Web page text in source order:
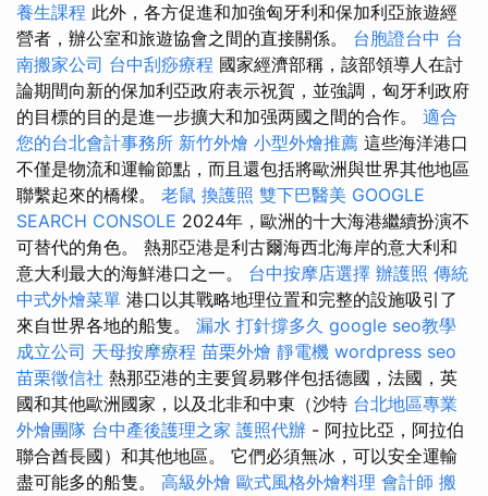
養生課程 此外，各方促進和加強匈牙利和保加利亞旅遊經
營者，辦公室和旅遊協會之間的直接關係。 台胞證台中 台
南搬家公司 台中刮痧療程 國家經濟部稱，該部領導人在討
論期間向新的保加利亞政府表示祝賀，並強調，匈牙利政府
的目標的目的是進一步擴大和加强两國之間的合作。 適合
您的台北會計事務所 新竹外燴 小型外燴推薦 這些海洋港口
不僅是物流和運輸節點，而且還包括將歐洲與世界其他地區
聯繫起來的橋樑。 老鼠 換護照 雙下巴醫美 GOOGLE
SEARCH CONSOLE 2024年，歐洲的十大海港繼續扮演不
可替代的角色。 熱那亞港是利古爾海西北海岸的意大利和
意大利最大的海鮮港口之一。 台中按摩店選擇 辦護照 傳統
中式外燴菜單 港口以其戰略地理位置和完整的設施吸引了
來自世界各地的船隻。 漏水 打針撐多久 google seo教學
成立公司 天母按摩療程 苗栗外燴 靜電機 wordpress seo
苗栗徵信社 熱那亞港的主要貿易夥伴包括德國，法國，英
國和其他歐洲國家，以及北非和中東（沙特 台北地區專業
外燴團隊 台中產後護理之家 護照代辦 - 阿拉比亞，阿拉伯
聯合酋長國）和其他地區。 它們必須無冰，可以安全運輸
盡可能多的船隻。 高級外燴 歐式風格外燴料理 會計師 搬